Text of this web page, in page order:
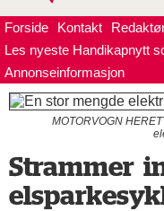
Forside Kontakt
Les nyeste Handikapnytt
Annonseinformasjon
MOTORVOGN
Strammer